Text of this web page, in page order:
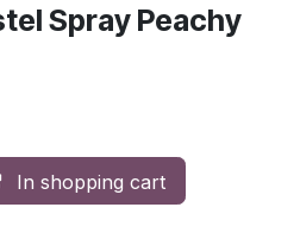
Spray Peachy
In shopping cart